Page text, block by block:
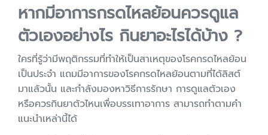
หากมีอาการกรดไหลย้อนควรดูแล
ตัวเองอย่างไร กินยาอะไรได้บ้าง ?
ใครที่รู้ว่ามีพฤติกรรมที่ทำให้เป็นสาเหตุของโรคกรดไหลย้อน
เป็นประจำ แถมมีอาการของโรคกรดไหลย้อนตามที่ได้ลิสต์
มาแล้วนั้น และกำลังมองหาวิธีการรักษา การดูแลตัวเอง
หรือควรกินยาตัวไหนเพื่อบรรเทาอาการ สามารถทำตามคำ
แนะนำเหล่านี้ได้